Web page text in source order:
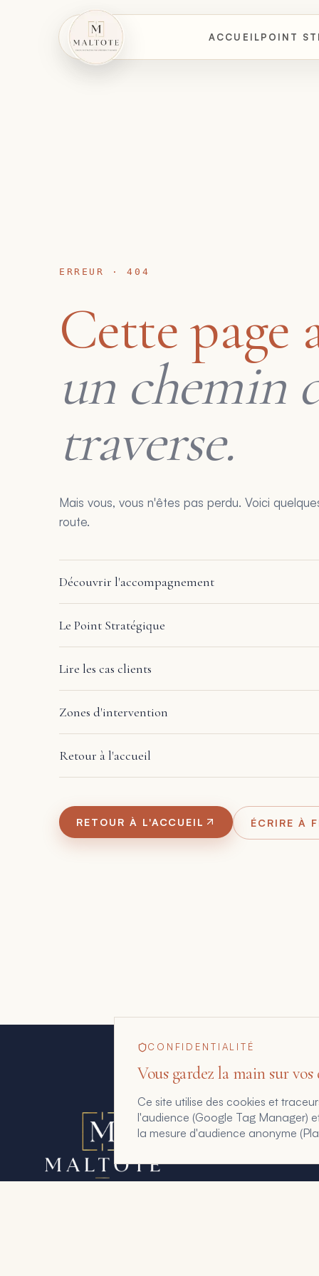
ACCUEILPOINT
ERREUR · 404
Cette page
un chemin
traverse.
Mais vous, vous n'êtes pas perdu. Voici
route.
Découvrir l'accompagnement
Le Point Stratégique
Lire les cas clients
Zones d'intervention
Retour à l'accueil
RETOUR À L'ACCUEIL ÉCRIRE À
CONFIDENTIALITÉ
Vous gardez la main sur vos
Ce site utilise des cookies et
l'audience (Google Tag Manager)
la mesure d'audience anonyme